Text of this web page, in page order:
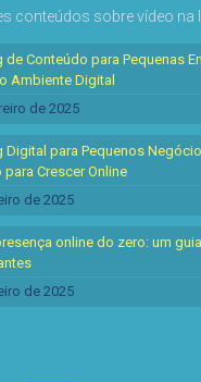
conteúdos sobre vídeo na
de Conteúdo para Pequenas
Ambiente Digital
de 2025
Digital para Pequenos
Crescer Online
de 2025
online do zero: um
de 2025